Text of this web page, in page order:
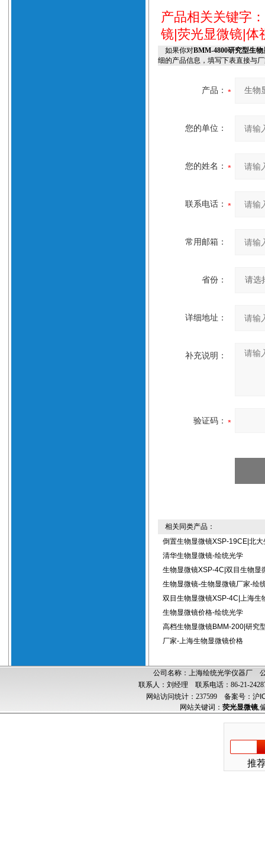
产品相关关键字
镜|荧光显微镜|体
如果你对BMM-4800研究型生
细的产品信息，填写下表直接与
产品：
您的单位：
您的姓名：
联系电话：
常用邮箱：
省份：
详细地址：
补充说明：
验证码：
相关同类产品：
倒置生物显微镜XSP-19CE|北大
清华生物显微镜-绘统光学
生物显微镜XSP-4C|双目生物显
生物显微镜-生物显微镜厂家-绘
双目生物显微镜XSP-4C|上海生
生物显微镜价格-绘统光学
高档生物显微镜BMM-200|研究
厂家-上海生物显微镜价格
公司名称：上海绘统光学仪器厂
联系人：刘经理 联系电话：86-21-
网站访问统计：237599 备案号：沪
网站关键词： 荧光显微镜,
推